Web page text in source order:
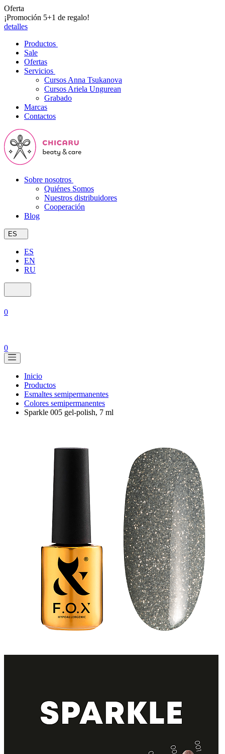
Oferta
¡Promoción 5+1 de regalo!
detalles
Productos
Sale
Ofertas
Servicios
Cursos Anna Tsukanova
Cursos Ariela Ungurean
Grabado
Marcas
Contactos
Sobre nosotros
Quiénes Somos
Nuestros distribuidores
Cooperación
Blog
ES
ES
EN
RU
0
0
Inicio
Productos
Esmaltes semipermanentes
Colores semipermanentes
Sparkle 005 gel-polish, 7 ml